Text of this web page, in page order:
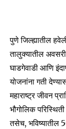
पुणे जिल्ह्यातील
तालुक्यातील
घाडगेवाडी आणि
योजनांना गती
महाराष्ट्र जीवन
भौगोलिक
तसेच, भविष्यातील